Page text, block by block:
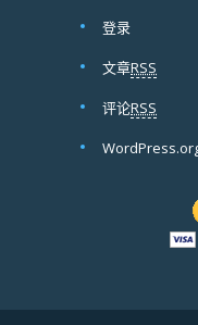
登录
文章RSS
评论RSS